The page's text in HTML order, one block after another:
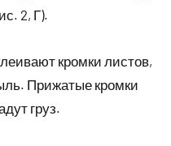
2, Г).
кромки листов,
Прижатые кромки
груз.